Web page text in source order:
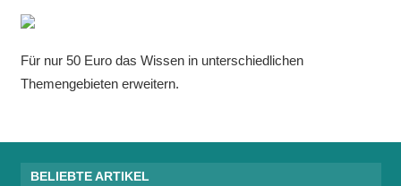
Für nur 50 Euro das Wissen in unterschiedlichen
Themengebieten erweitern.
BELIEBTE ARTIKEL